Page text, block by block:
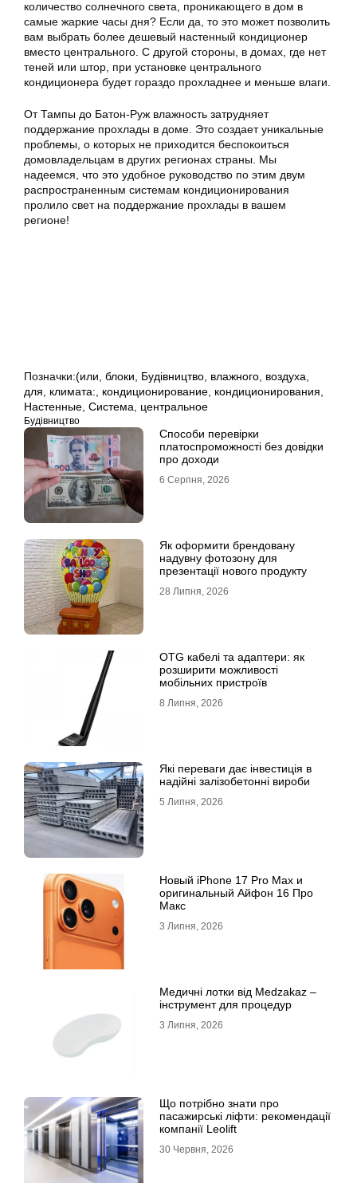
количество солнечного света, проникающего в дом в
самые жаркие часы дня? Если да, то это может позволить
вам выбрать более дешевый настенный кондиционер
вместо центрального. С другой стороны, в домах, где нет
теней или штор, при установке центрального
кондиционера будет гораздо прохладнее и меньше влаги.
От Тампы до Батон-Руж влажность затрудняет
поддержание прохлады в доме. Это создает уникальные
проблемы, о которых не приходится беспокоиться
домовладельцам в других регионах страны. Мы
надеемся, что это удобное руководство по этим двум
распространенным системам кондиционирования
пролило свет на поддержание прохлады в вашем
регионе!
Позначки:(или, блоки, Будівництво, влажного, воздуха,
для, климата:, кондиционирование, кондиционирования,
Настенные, Система, центральное
Будівництво
Способи перевірки
платоспроможності без довідки
про доходи
6 Серпня, 2026
Як оформити брендовану
надувну фотозону для
презентації нового продукту
28 Липня, 2026
OTG кабелі та адаптери: як
розширити можливості
мобільних пристроїв
8 Липня, 2026
Які переваги дає інвестиція в
надійні залізобетонні вироби
5 Липня, 2026
Новый iPhone 17 Pro Max и
оригинальный Айфон 16 Про
Макс
3 Липня, 2026
Медичні лотки від Medzakaz –
інструмент для процедур
3 Липня, 2026
Що потрібно знати про
пасажирські ліфти: рекомендації
компанії Leolift
30 Червня, 2026